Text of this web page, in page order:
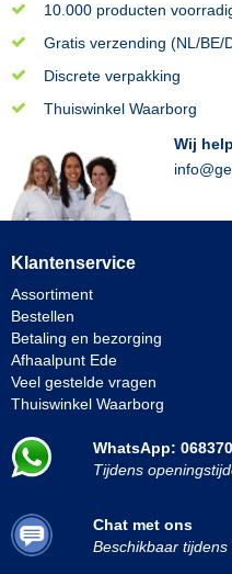
10.000 producten
Gratis verzending (NL/BE/
Discrete verpakking
Thuiswinkel Waarborg
Wij
Klantenservice
Assortiment
Bestellen
Betaling en bezorging
Afhaalpunt Ede
Veel gestelde vragen
Thuiswinkel Waarborg
WhatsApp:
Tijdens
Chat met ons
Beschikbaar